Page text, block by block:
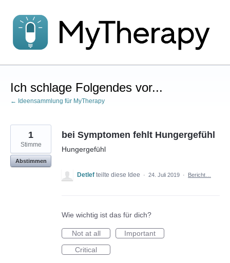
Inhalt
springen
Ich schlage Folgendes vor...
← Ideensammlung für MyTherapy
bei Symptomen fehlt Hungergefühl
Hungergefühl
1
Stimme
Abstimmen
Detlef teilte diese Idee · 24. Juli 2019 · Bericht…
Wie wichtig ist das für dich?
Not at all
Important
Critical